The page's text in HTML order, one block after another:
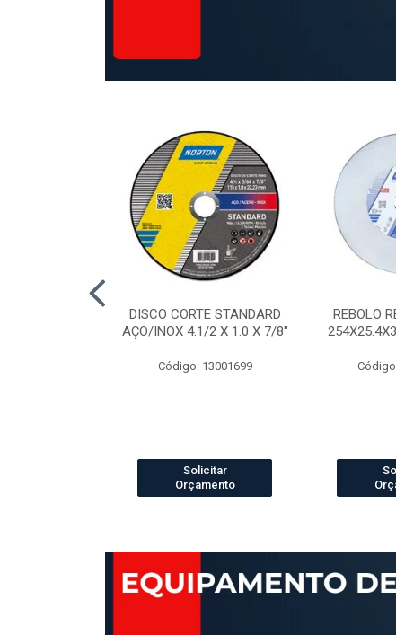
DISCO CORTE STANDARD
AÇO/INOX 4.1/2 X 1.0 X 7/8"
Código: 13001699
Solicitar
Orçamento
REBOLO